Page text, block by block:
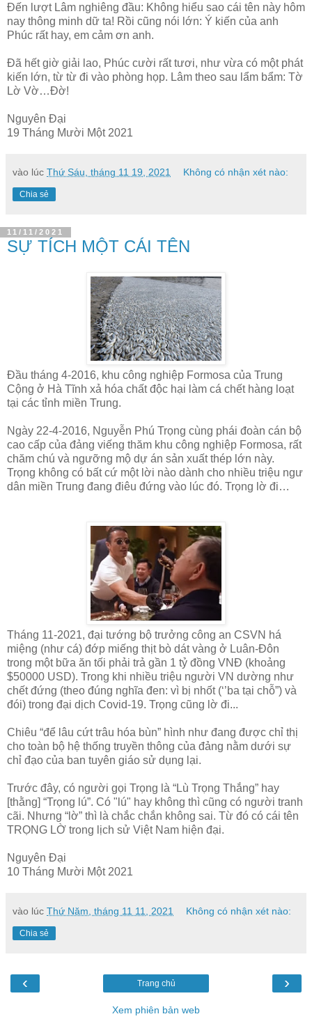
Đến lượt Lâm nghiêng đầu: Không hiểu sao cái tên này hôm
nay thông minh dữ ta! Rồi cũng nói lớn: Ý kiến của anh
Phúc rất hay, em cảm ơn anh.
Đã hết giờ giải lao, Phúc cười rất tươi, như vừa có một phát
kiến lớn, từ từ đi vào phòng họp. Lâm theo sau lẩm bẩm: Tờ
Lờ Vờ…Đờ!
Nguyên Đại
19 Tháng Mười Một 2021
vào lúc Thứ Sáu, tháng 11 19, 2021 Không có nhận xét nào:
Chia sẻ
11/11/2021
SỰ TÍCH MỘT CÁI TÊN
Đầu tháng 4-2016, khu công nghiệp Formosa của Trung
Cộng ở Hà Tĩnh xả hóa chất độc hại làm cá chết hàng loạt
tại các tỉnh miền Trung.
Ngày 22-4-2016, Nguyễn Phú Trọng cùng phái đoàn cán bộ
cao cấp của đảng viếng thăm khu công nghiệp Formosa, rất
chăm chú và ngưỡng mộ dự án sản xuất thép lớn này.
Trọng không có bất cứ một lời nào dành cho nhiều triệu ngư
dân miền Trung đang điêu đứng vào lúc đó. Trọng lờ đi…
Tháng 11-2021, đại tướng bộ trưởng công an CSVN há
miệng (như cá) đớp miếng thịt bò dát vàng ở Luân-Đôn
trong một bữa ăn tối phải trả gần 1 tỷ đồng VNĐ (khoảng
$50000 USD). Trong khi nhiều triệu người VN dường như
chết đứng (theo đúng nghĩa đen: vì bị nhốt (‘’ba tại chỗ”) và
đói) trong đại dịch Covid-19. Trọng cũng lờ đi...
Chiêu “để lâu cứt trâu hóa bùn” hình như đang được chỉ thị
cho toàn bộ hệ thống truyền thông của đảng nằm dưới sự
chỉ đạo của ban tuyên giáo sử dụng lại.
Trước đây, có người gọi Trọng là “Lù Trọng Thắng” hay
[thằng] “Trọng lú”. Có "lú" hay không thì cũng có người tranh
cãi. Nhưng “lờ” thì là chắc chắn không sai. Từ đó có cái tên
TRỌNG LỜ trong lịch sử Việt Nam hiện đại.
Nguyên Đại
10 Tháng Mười Một 2021
vào lúc Thứ Năm, tháng 11 11, 2021 Không có nhận xét nào:
Chia sẻ
‹ ›
Trang chủ
Xem phiên bản web